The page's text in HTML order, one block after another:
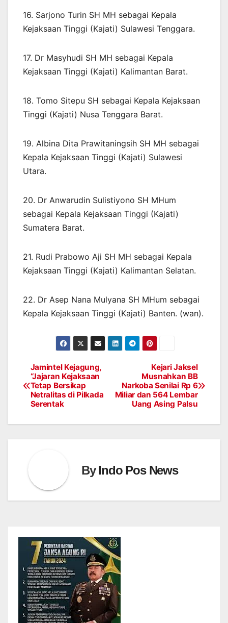
16. Sarjono Turin SH MH sebagai Kepala
Kejaksaan Tinggi (Kajati) Sulawesi Tenggara.
17. Dr Masyhudi SH MH sebagai Kepala
Kejaksaan Tinggi (Kajati) Kalimantan Barat.
18. Tomo Sitepu SH sebagai Kepala Kejaksaan
Tinggi (Kajati) Nusa Tenggara Barat.
19. Albina Dita Prawitaningsih SH MH sebagai
Kepala Kejaksaan Tinggi (Kajati) Sulawesi
Utara.
20. Dr Anwarudin Sulistiyono SH MHum
sebagai Kepala Kejaksaan Tinggi (Kajati)
Sumatera Barat.
21. Rudi Prabowo Aji SH MH sebagai Kepala
Kejaksaan Tinggi (Kajati) Kalimantan Selatan.
22. Dr Asep Nana Mulyana SH MHum sebagai
Kepala Kejaksaan Tinggi (Kajati) Banten. (wan).
Post
navigation
Kejari Jaksel
Musnahkan BB
Narkoba Senilai Rp 6
Miliar dan 564 Lembar
Uang Asing Palsu
Jamintel Kejagung,
“Jajaran Kejaksaan
Tetap Bersikap
Netralitas di Pilkada
Serentak
ByIndo Pos News